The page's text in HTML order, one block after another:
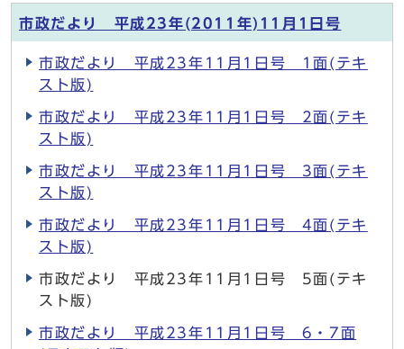
市政だより 平成23年(2011年)11月1日号
市政だより 平成23年11月1日号 1面(テキ
スト版)
市政だより 平成23年11月1日号 2面(テキ
スト版)
市政だより 平成23年11月1日号 3面(テキ
スト版)
市政だより 平成23年11月1日号 4面(テキ
スト版)
市政だより 平成23年11月1日号 5面(テキ
スト版)
市政だより 平成23年11月1日号 6・7面